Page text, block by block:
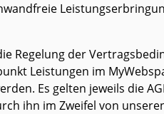
Regelung der
Leistungen im
Es gelten jeweils die
ihn im Zweifel von